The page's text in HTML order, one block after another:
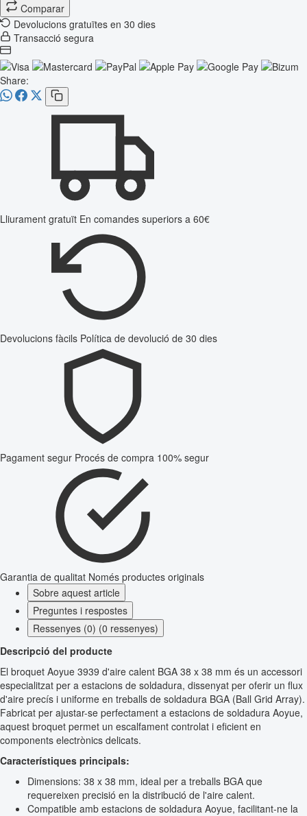
Comparar
Devolucions gratuïtes en 30 dies
Transacció segura
Share:
Lliurament gratuït En comandes superiors a 60€
Devolucions fàcils Política de devolució de 30 dies
Pagament segur Procés de compra 100% segur
Garantia de qualitat Només productes originals
Sobre aquest article
Preguntes i respostes
Ressenyes (0) (0 ressenyes)
Descripció del producte
El broquet Aoyue 3939 d'aire calent BGA 38 x 38 mm és un accessori
especialitzat per a estacions de soldadura, dissenyat per oferir un flux
d'aire precís i uniforme en treballs de soldadura BGA (Ball Grid Array).
Fabricat per ajustar-se perfectament a estacions de soldadura Aoyue,
aquest broquet permet un escalfament controlat i eficient en
components electrònics delicats.
Característiques principals:
Dimensions: 38 x 38 mm, ideal per a treballs BGA que
requereixen precisió en la distribució de l'aire calent.
Compatible amb estacions de soldadura Aoyue, facilitant-ne la